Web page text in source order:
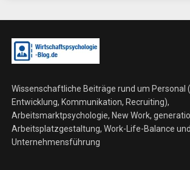
Wissenschaftliche Beiträge rund um Personal
Entwicklung, Kommunikation, Recruiting),
Arbeitsmarktpsychologie, New Work,
Arbeitsplatzgestaltung, Work-Life-Balance und
Unternehmensführung